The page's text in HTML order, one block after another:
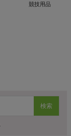
競技用品
検索